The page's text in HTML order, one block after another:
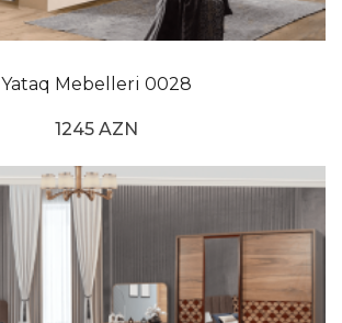
Yataq Mebelleri 0028
1245 AZN